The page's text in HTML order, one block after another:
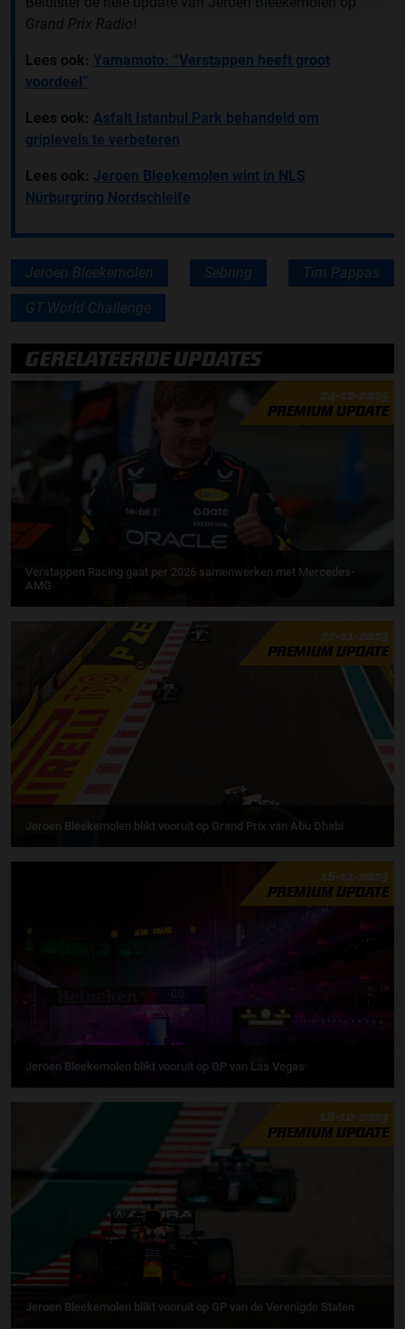
Grand Prix Radio!
Lees ook: Yamamoto: “Verstappen heeft groot
voordeel”
Lees ook: Asfalt Istanbul Park behandeld om
griplevels te verbeteren
Lees ook: Jeroen Bleekemolen wint in NLS
Nürburgring Nordschleife
Jeroen Bleekemolen Sebring Tim Pappas
GT World Challenge
GERELATEERDE UPDATES
24-12-2025
PREMIUM UPDATE
Verstappen Racing gaat per 2026 samenwerken met Mercedes-
AMG
22-11-2023
PREMIUM UPDATE
Jeroen Bleekemolen blikt vooruit op Grand Prix van Abu Dhabi
16-11-2023
PREMIUM UPDATE
Jeroen Bleekemolen blikt vooruit op GP van Las Vegas
18-10-2023
PREMIUM UPDATE
Jeroen Bleekemolen blikt vooruit op GP van de Verenigde Staten